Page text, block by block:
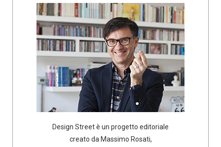
Design Street è un progetto editoriale
creato da Massimo Rosati,